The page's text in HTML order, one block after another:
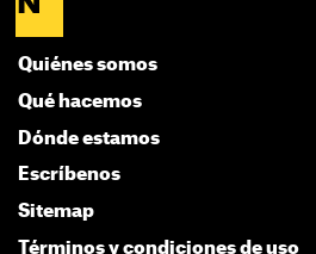
Quiénes somos
Qué hacemos
Dónde estamos
Escríbenos
Sitemap
Términos y condiciones de uso